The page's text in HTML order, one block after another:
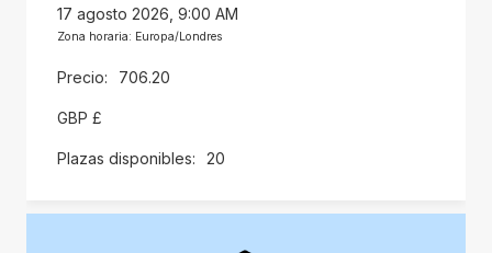
17 agosto 2026, 9:00 AM
Zona horaria: Europa/Londres
706.20
GBP £
20